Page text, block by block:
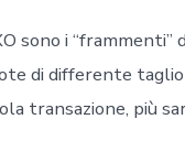
sono i “frammenti”
di differente
transazione, più